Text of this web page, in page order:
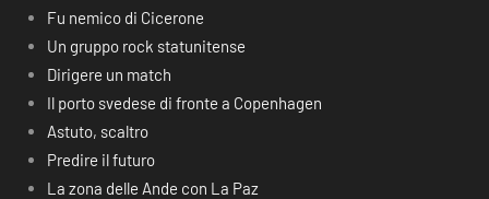
Fu nemico di Cicerone
Un gruppo rock statunitense
Dirigere un match
Il porto svedese di fronte a Copenhagen
Astuto, scaltro
Predire il futuro
La zona delle Ande con La Paz